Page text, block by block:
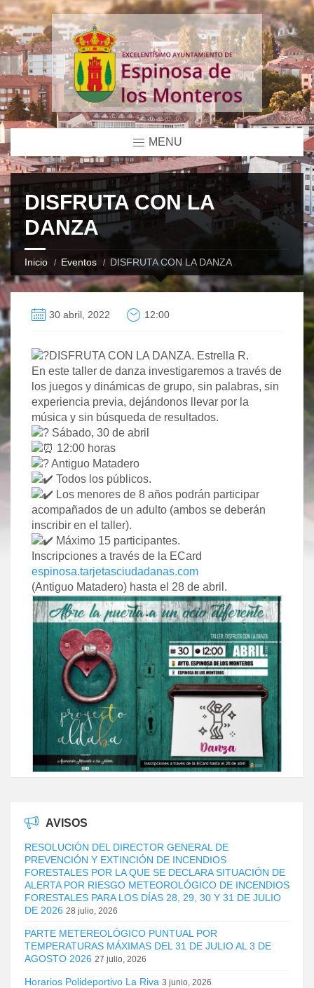
MENU
DISFRUTA CON LA
DANZA
Inicio Eventos DISFRUTA CON LA DANZA
30 abril, 2022 12:00
DISFRUTA CON LA DANZA. Estrella R.
En este taller de danza investigaremos a través de
los juegos y dinámicas de grupo, sin palabras, sin
experiencia previa, dejándonos llevar por la
música y sin búsqueda de resultados.
Sábado, 30 de abril
12:00 horas
Antiguo Matadero
Todos los públicos.
Los menores de 8 años podrán participar
acompañados de un adulto (ambos se deberán
inscribir en el taller).
Máximo 15 participantes.
Inscripciones a través de la ECard
espinosa.tarjetasciudadanas.com
(Antiguo Matadero) hasta el 28 de abril.
AVISOS
RESOLUCIÓN DEL DIRECTOR GENERAL DE
PREVENCIÓN Y EXTINCIÓN DE INCENDIOS
FORESTALES POR LA QUE SE DECLARA SITUACIÓN DE
ALERTA POR RIESGO METEOROLÓGICO DE INCENDIOS
FORESTALES PARA LOS DÍAS 28, 29, 30 Y 31 DE JULIO
DE 2026 28 julio, 2026
PARTE METEREOLÓGICO PUNTUAL POR
TEMPERATURAS MÁXIMAS DEL 31 DE JULIO AL 3 DE
AGOSTO 2026 27 julio, 2026
Horarios Polideportivo La Riva 3 junio, 2026